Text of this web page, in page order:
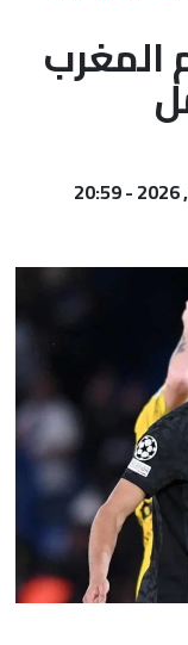
المغرب